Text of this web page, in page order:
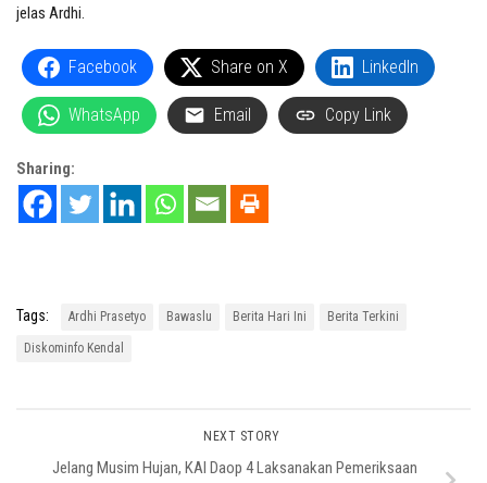
jelas Ardhi.
Facebook Share on X LinkedIn
WhatsApp Email Copy Link
Sharing:
Tags: Ardhi Prasetyo Bawaslu Berita Hari Ini Berita Terkini
Diskominfo Kendal
NEXT STORY
Jelang Musim Hujan, KAI Daop 4 Laksanakan Pemeriksaan